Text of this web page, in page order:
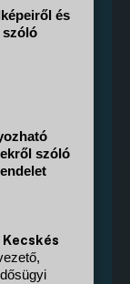
és
szóló
szóló
Kecskés